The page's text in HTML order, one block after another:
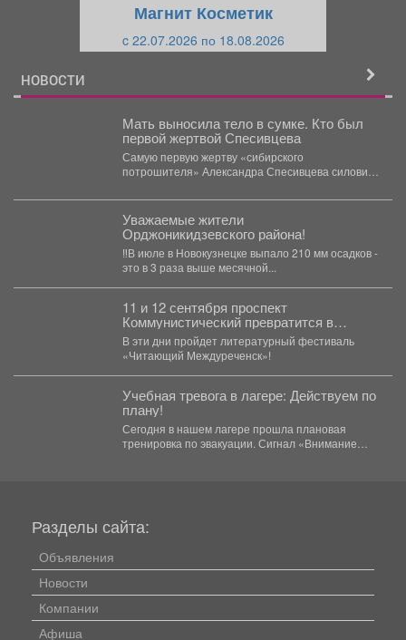
Магнит Косметик
c 22.07.2026 по 18.08.2026
НОВОСТИ
Мать выносила тело в сумке. Кто был
первой жертвой Спесивцева
Самую первую жертву «сибирского
потрошителя» Александра Спесивцева силовики
Уважаемые жители
Орджоникидзевского района!
‼️В июле в Новокузнецке выпало 210 мм осадков -
это в 3 раза выше месячной...
11 и 12 сентября проспект
Коммунистический превратится в
огромную литературную сцену под
открытым небом.
В эти дни пройдет литературный фестиваль
«Читающий Междуреченск»!
Учебная тревога в лагере: Действуем по
плану!
Сегодня в нашем лагере прошла плановая
тренировка по эвакуации. Сигнал «Внимание
Разделы сайта:
Объявления
Новости
Компании
Афиша